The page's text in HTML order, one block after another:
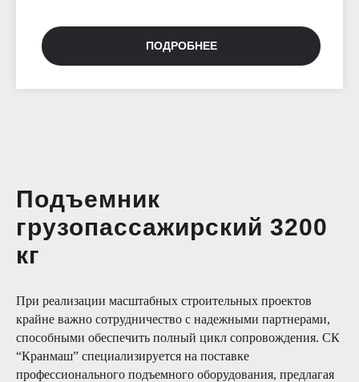
ПОДРОБНЕЕ
Подъемник
грузопассажирский 3200
кг
При реализации масштабных строительных проектов
крайне важно сотрудничество с надежными партнерами,
способными обеспечить полный цикл сопровождения. СК
“Кранмаш” специализируется на поставке
профессионального подъемного оборудования, предлагая